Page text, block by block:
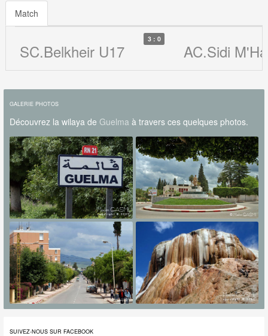
Match
SC.Belkheir U17
3 : 0
AC.Sidi
GALERIE PHOTOS
Découvrez la wilaya de Guelma à travers ces quelques photos.
SUIVEZ-NOUS SUR FACEBOOK